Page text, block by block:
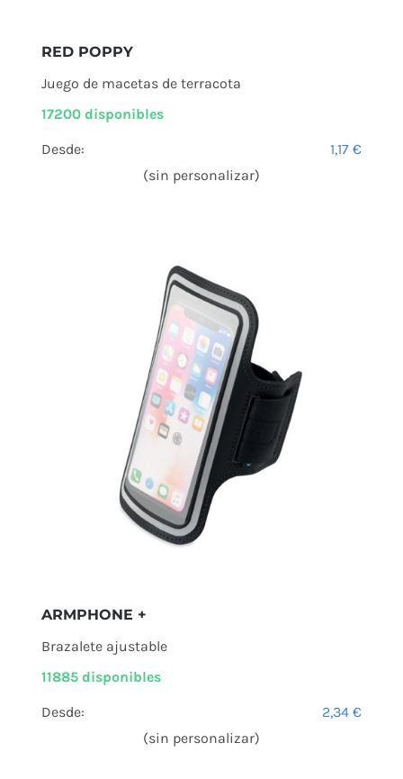
RED POPPY
Juego de macetas de terracota
17200 disponibles
Desde: 1,17€
(sin personalizar)
ARMPHONE +
Brazalete ajustable
11885 disponibles
Desde: 2,34€
(sin personalizar)